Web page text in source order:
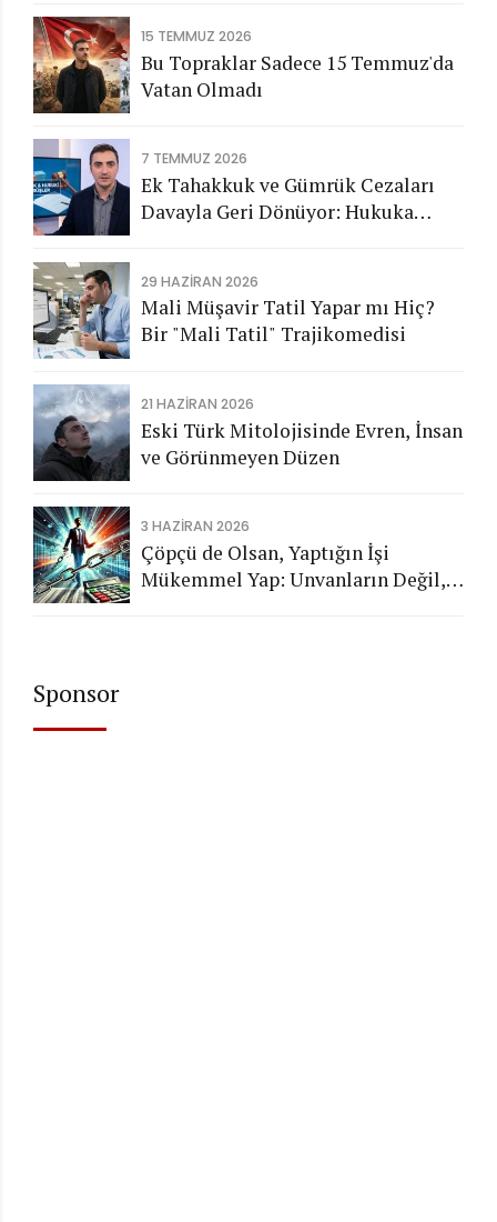
15 TEMMUZ 2026
Bu Topraklar Sadece 15 Temmuz'da
Vatan Olmadı
7 TEMMUZ 2026
Ek Tahakkuk ve Gümrük Cezaları
Davayla Geri Dönüyor: Hukuka
29 HAZIRAN 2026
Mali Müşavir Tatil Yapar mı Hiç?
Bir "Mali Tatil" Trajikomedisi
21 HAZIRAN 2026
Eski Türk Mitolojisinde Evren, İnsan
ve Görünmeyen Düzen
3 HAZIRAN 2026
Çöpçü de Olsan, Yaptığın İşi
Mükemmel Yap: Unvanların Değil,
Sponsor